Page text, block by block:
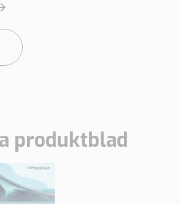
produktblad